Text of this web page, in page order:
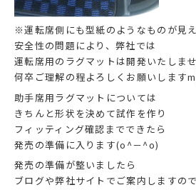
※運転席側にも型紙のようなものが見
安全性の問題により、弊社では
運転席用のラグマットは開発いたしませ
何卒ご理解の程よろしくお願いします
助手席用ラグマットについては
きちんと形状を決めて試作を作り
フィッティング確認までできたら
発売の準備に入ります(o^－^o)
発売の準備が整いましたら
ブログや弊社サイトでご案内しますので